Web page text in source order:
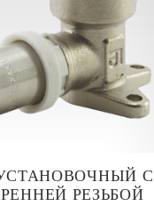
С
РЕЗЬБОЙ